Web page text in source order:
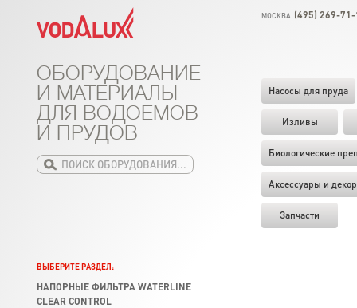
МОСКВА (495) 269-
Насосы для пруда
Изливы
Биологические
Аксессуары и декор
Запчасти
ОБОРУДОВАНИЕ
И МАТЕРИАЛЫ
ДЛЯ ВОДОЕМОВ
И ПРУДОВ
ВЫБЕРИТЕ РАЗДЕЛ:
НАПОРНЫЕ ФИЛЬТРА WATERLINE
CLEAR CONTROL